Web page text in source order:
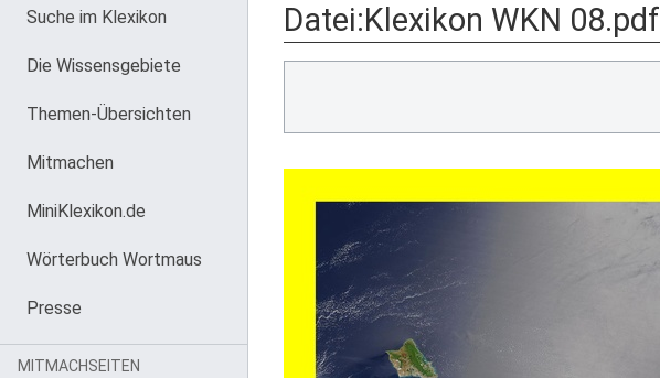
Datei:Klexikon WKN 08.pdf
Suche im Klexikon
Die Wissensgebiete
Themen-Übersichten
Mitmachen
MiniKlexikon.de
Wörterbuch Wortmaus
Presse
MITMACHSEITEN